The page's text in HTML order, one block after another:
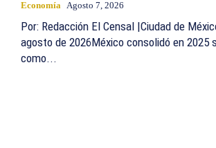
Economía Agosto 7, 2026
Por: Redacción El Censal |Ciudad de
agosto de 2026México consolidó en 2025
como...